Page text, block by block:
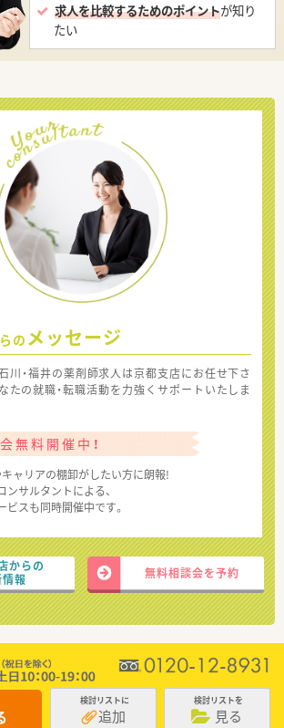
求人を比較するためのポイントが知り
たい
の メッセージ
石川・福井の薬剤師求人は京都支店にお任せ下さ
たの就職・転職活動を力強くサポートいたしま
無料開催中！
キャリアの棚卸がしたい方に朗報!
サルタントによる、
ビスも同時開催中です。
からの
報
無料相談会を予約
検討リストに
追加
検討リストを
見る